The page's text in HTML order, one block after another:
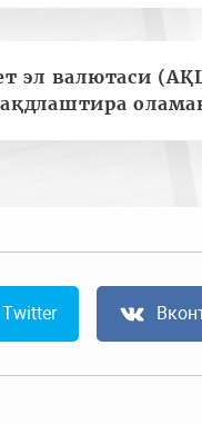
эл валютаси
Twitter